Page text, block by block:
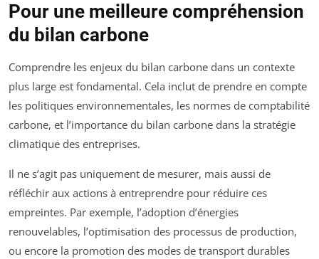
Pour une meilleure compréhension
du bilan carbone
Comprendre les enjeux du bilan carbone dans un contexte
plus large est fondamental. Cela inclut de prendre en compte
les politiques environnementales, les normes de comptabilité
carbone, et l’importance du bilan carbone dans la stratégie
climatique des entreprises.
Il ne s’agit pas uniquement de mesurer, mais aussi de
réfléchir aux actions à entreprendre pour réduire ces
empreintes. Par exemple, l’adoption d’énergies
renouvelables, l’optimisation des processus de production,
ou encore la promotion des modes de transport durables